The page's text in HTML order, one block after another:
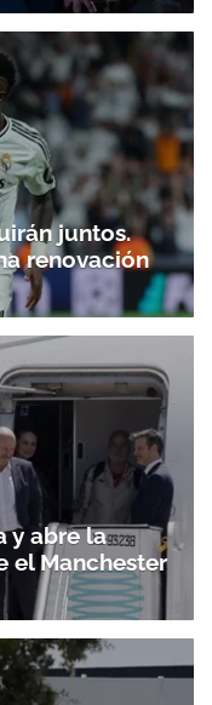
juntos.
renovación
y abre la
el Manchester